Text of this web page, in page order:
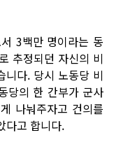
3백만 명이라는 동
추정되던 자신의 비
니다. 당시 노동당 비
당의 한 간부가 군사
나눠주자고 건의를
다고 합니다.